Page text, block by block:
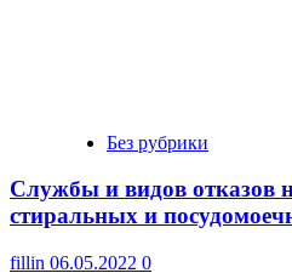
Без рубрики
Cлужбы и видов отказов
стиральных и
fillin 06.05.2022 0